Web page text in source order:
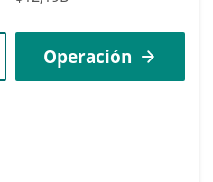
Operación